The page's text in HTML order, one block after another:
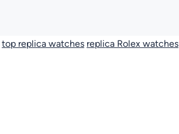
top replica watches replica Rolex watches